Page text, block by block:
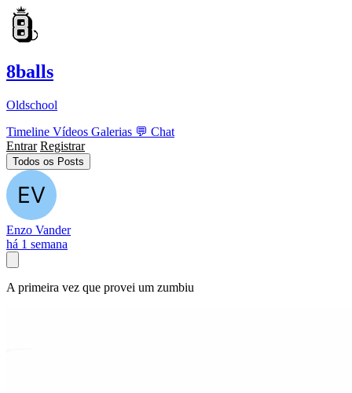
8balls
Oldschool
Timeline Vídeos Galerias 💬 Chat
Entrar Registrar
Todos os Posts
Enzo Vander
há 1 semana
A primeira vez que provei um zumbiu